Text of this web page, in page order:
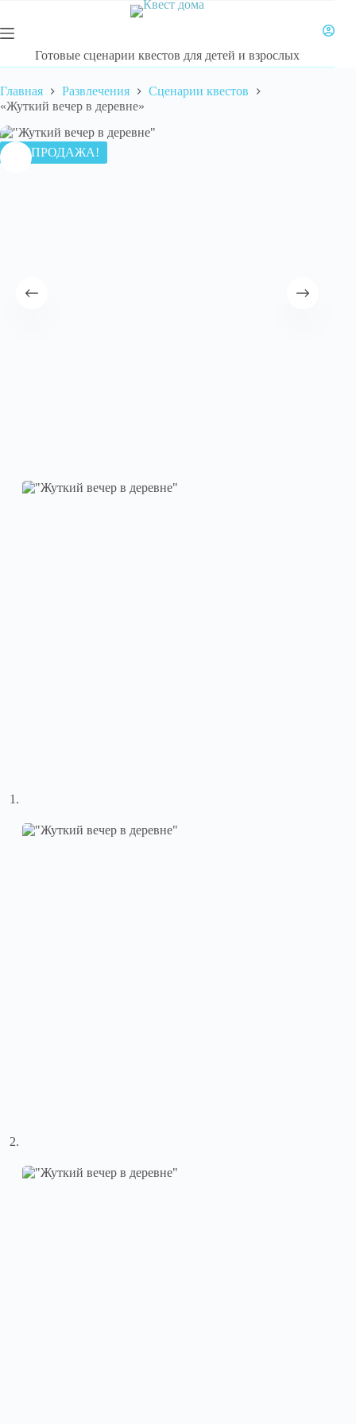
сути
Готовые сценарии квестов для детей и взрослых
Главная Развлечения
Сценарии квестов
«Жуткий вечер в деревне»
РАСПРОДАЖА!